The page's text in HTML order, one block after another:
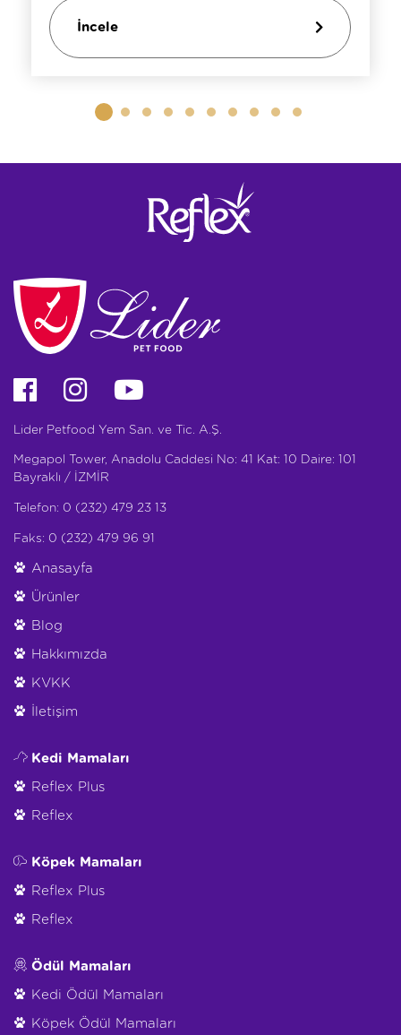
İncele
Lider Petfood Yem San. ve Tic. A.Ş.
Megapol Tower, Anadolu Caddesi No: 41 Kat: 10 Daire: 101
Bayraklı / İZMİR
Telefon: 0 (232) 479 23 13
Faks: 0 (232) 479 96 91
Anasayfa
Ürünler
Blog
Hakkımızda
KVKK
İletişim
Kedi Mamaları
Reflex Plus
Reflex
Köpek Mamaları
Reflex Plus
Reflex
Ödül Mamaları
Kedi Ödül Mamaları
Köpek Ödül Mamaları